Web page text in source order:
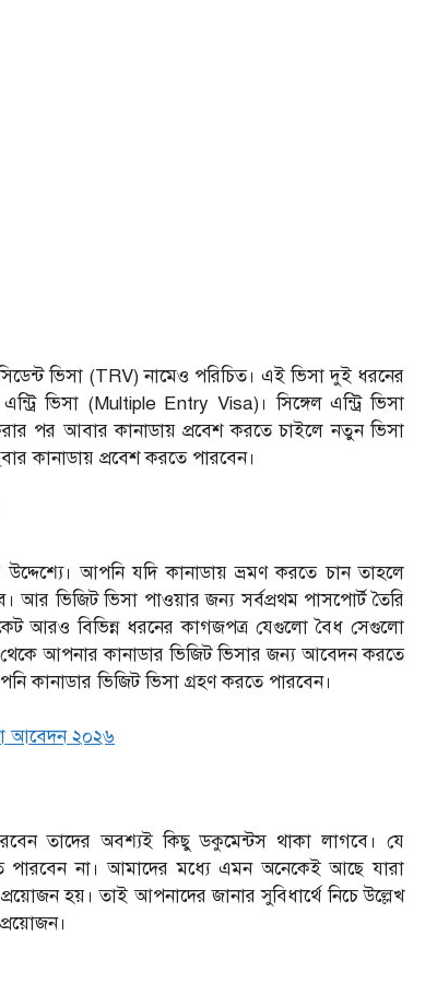
ভিসা (TRV) নামেও পরিচিত। এই ভিসা দুই ধরনের
ভিসা (Multiple Entry Visa)। সিঙ্গেল এন্ট্রি ভিসা
পর আবার কানাডায় প্রবেশ করতে চাইলে নতুন ভিসা
কানাডায় প্রবেশ করতে পারবেন।
আপনি যদি কানাডায় ভ্রমণ করতে চান তাহলে
আর ভিজিট ভিসা পাওয়ার জন্য সর্বপ্রথম পাসপোর্ট তৈরি
আরও বিভিন্ন ধরনের কাগজপত্র যেগুলো বৈধ সেগুলো
থেকে আপনার কানাডার ভিজিট ভিসার জন্য আবেদন করতে
ভিজিট ভিসা গ্রহণ করতে পারবেন।
আবেদন ২০২৬
তাদের অবশ্যই কিছু ডকুমেন্টস থাকা লাগবে। যে
পারবেন না। আমাদের মধ্যে এমন অনেকেই আছে যারা
হয়। তাই আপনাদের জানার সুবিধার্থে নিচে উল্লেখ